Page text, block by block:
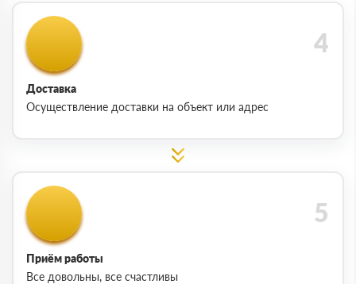
Доставка
Осуществление доставки на объект или адрес
Приём работы
Все довольны, все счастливы